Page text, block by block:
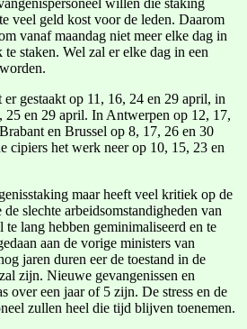
veel geld kost voor de leden. Daarom
vanaf maandag niet meer elke dag in
staken. Wel zal er elke dag in een
gestaakt op 11, 16, 24 en 29 april, in
25 en 29 april. In Antwerpen op 12, 17,
en Brussel op 8, 17, 26 en 30
cipiers het werk neer op 10, 15, 23 en
maar heeft veel kritiek op de
slechte arbeidsomstandigheden van
te lang hebben geminimaliseerd en te
aan de vorige ministers van
jaren duren eer de toestand in de
zijn. Nieuwe gevangenissen en
over een jaar of 5 zijn. De stress en de
zullen heel die tijd blijven toenemen.